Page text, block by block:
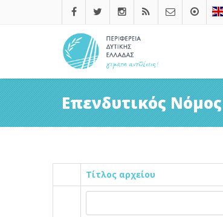
Επενδυτικός Νόμος
Τίτλος αρχείου